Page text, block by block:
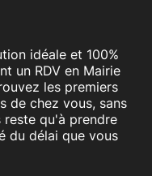
idéale et 100%
un RDV en Mairie
les premiers
de chez vous, sans
reste qu'à prendre
du délai que vous